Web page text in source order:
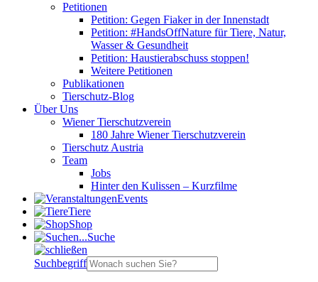
Petitionen
Petition: Gegen Fiaker in der Innenstadt
Petition: #HandsOffNature für Tiere, Natur,
Wasser & Gesundheit
Petition: Haustierabschuss stoppen!
Weitere Petitionen
Publikationen
Tierschutz-Blog
Über Uns
Wiener Tierschutzverein
180 Jahre Wiener Tierschutzverein
Tierschutz Austria
Team
Jobs
Hinter den Kulissen – Kurzfilme
Events
Tiere
Shop
Suche
Suchbegriff